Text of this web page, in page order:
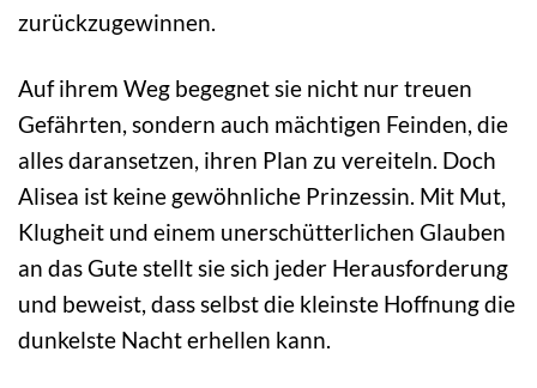
zurückzugewinnen.
Auf ihrem Weg begegnet sie nicht nur treuen
Gefährten, sondern auch mächtigen Feinden, die
alles daransetzen, ihren Plan zu vereiteln. Doch
Alisea ist keine gewöhnliche Prinzessin. Mit Mut,
Klugheit und einem unerschütterlichen Glauben
an das Gute stellt sie sich jeder Herausforderung
und beweist, dass selbst die kleinste Hoffnung die
dunkelste Nacht erhellen kann.